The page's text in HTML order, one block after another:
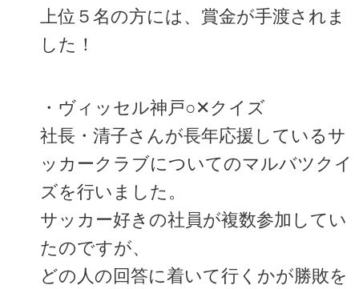
上位５名の方には、賞金が手渡されま
した！
・ヴィッセル神戸○‪✕‬クイズ
社長・清子さんが長年応援しているサ
ッカークラブについてのマルバツクイ
ズを行いました。
サッカー好きの社員が複数参加してい
たのですが、
どの人の回答に着いて行くかが勝敗を